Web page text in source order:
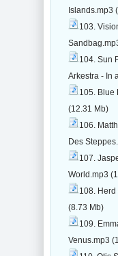
Islands.mp3
103.
104. Sun
Arkestra - In
105. Blue
(12.31 Mb)
106.
Des
107.
World.mp3
108. Herd
(8.73 Mb)
109.
Venus.mp3